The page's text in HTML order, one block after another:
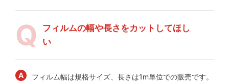
フィルムの幅や長さをカットしてほし
い
フィルム幅は規格サイズ、長さは1m単位での販売です。